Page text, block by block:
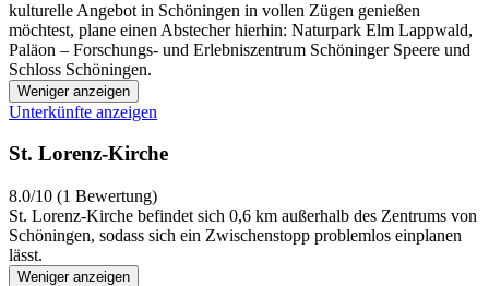
kulturelle Angebot in Schöningen in vollen Zügen genießen
möchtest, plane einen Abstecher hierhin: Naturpark Elm Lappwald,
Paläon – Forschungs- und Erlebniszentrum Schöninger Speere und
Schloss Schöningen.
Weniger anzeigen
Unterkünfte anzeigen
St. Lorenz-Kirche
8.0/10 (1 Bewertung)
St. Lorenz-Kirche befindet sich 0,6 km außerhalb des Zentrums von
Schöningen, sodass sich ein Zwischenstopp problemlos einplanen
lässt.
Weniger anzeigen